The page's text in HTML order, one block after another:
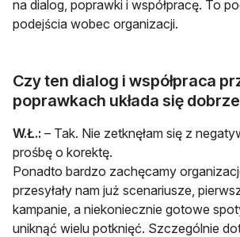
na dialog, poprawki i współpracę. To
podejścia wobec organizacji.
Czy ten dialog i współpraca
poprawkach układa się
W.Ł.: – Tak. Nie zetknęłam się z
prośbę o korektę.
Ponadto bardzo zachęcamy
przesyłały nam już scenariusze,
kampanie, a niekoniecznie gotowe
uniknąć wielu potknięć. Szczególnie